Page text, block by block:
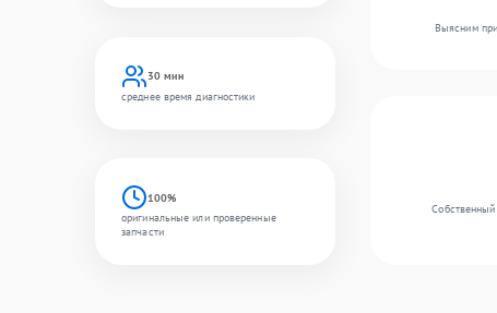
30 мин
среднее время диагностики
100%
оригинальные или проверенные
запчасти
Выясним
Собственный